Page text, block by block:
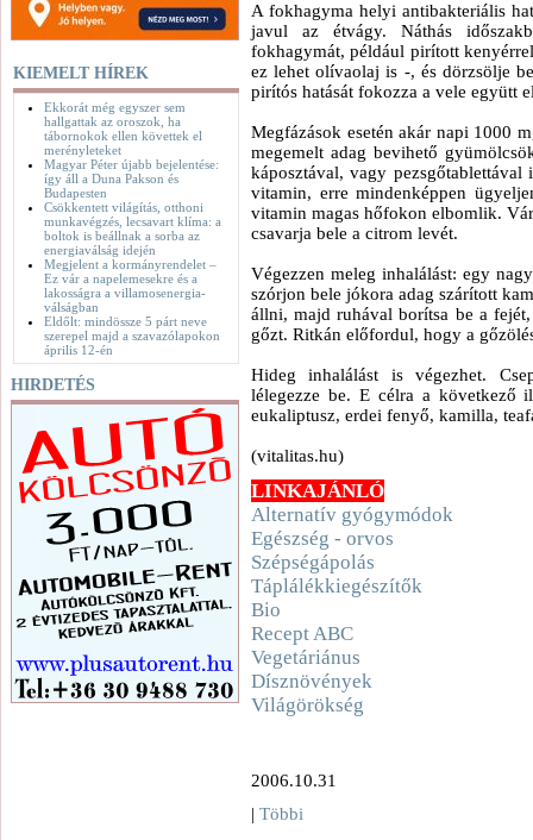
KIEMELT HÍREK
Ekkorát még egyszer sem
hallgattak az oroszok, ha
tábornokok ellen követtek el
merényleteket
Magyar Péter újabb bejelentése:
így áll a Duna Pakson és
Budapesten
Csökkentett világítás, otthoni
munkavégzés, lecsavart klíma: a
boltok is beállnak a sorba az
energiaválság idején
Megjelent a kormányrendelet –
Ez vár a napelemesekre és a
lakosságra a villamosenergia-
válságban
Eldőlt: mindössze 5 párt neve
szerepel majd a szavazólapokon
április 12-én
HIRDETÉS
A fokhagyma helyi antibakteriális
javul az étvágy. Náthás
fokhagymát, például pirított
ez lehet olívaolaj is -, és dörzsölje
pirítós hatását fokozza a vele együtt
Megfázások esetén akár napi 1000
megemelt adag bevihető
káposztával, vagy
vitamin, erre mindenképpen
vitamin magas hőfokon elbomlik.
csavarja bele a citrom levét.
Végezzen meleg inhalálást: egy
szórjon bele jókora adag szárított
állni, majd ruhával borítsa be a
gőzt. Ritkán előfordul, hogy a
Hideg inhalálást is végezhet.
lélegezze be. E célra a következő
eukaliptusz, erdei fenyő, kamilla,
(vitalitas.hu)
LINKAJÁNLÓ
Alternatív gyógymódok
Egészség - orvos
Szépségápolás
Táplálékkiegészítők
Bio
Recept ABC
Vegetáriánus
Dísznövények
Világörökség
2006.10.31
| Többi